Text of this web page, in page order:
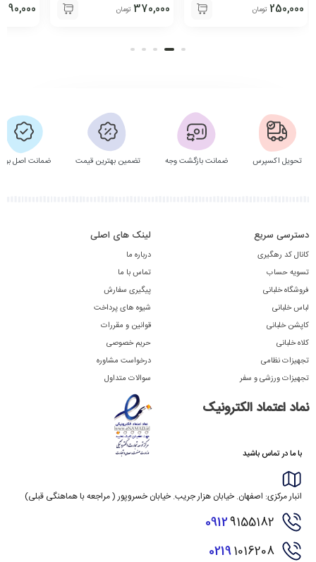
250,000 تومان 370,000 تومان 90,000
تحویل اکسپرس ضمانت بازگشت وجه تضمین بهترین قیمت ضمانت اصل
دسترسی سریع
کانال کد رهگیری
تسویه حساب
فروشگاه خلبانی
لباس خلبانی
کاپشن خلبانی
کلاه خلبانی
تجهیزات نظامی
تجهیزات ورزشی و سفر
لینک های اصلی
درباره ما
تماس با ما
پیگیری سفارش
شیوه های پرداخت
قوانین و مقررات
حریم خصوصی
درخواست مشاوره
سوالات متداول
نماد اعتماد الکترونیک
با ما در تماس باشید
انبار مرکزی: اصفهان. خیابان هزار جریب. خیابان خسروپور ( مراجعه با هماهنگی قبلی)
09129155182
02191016208